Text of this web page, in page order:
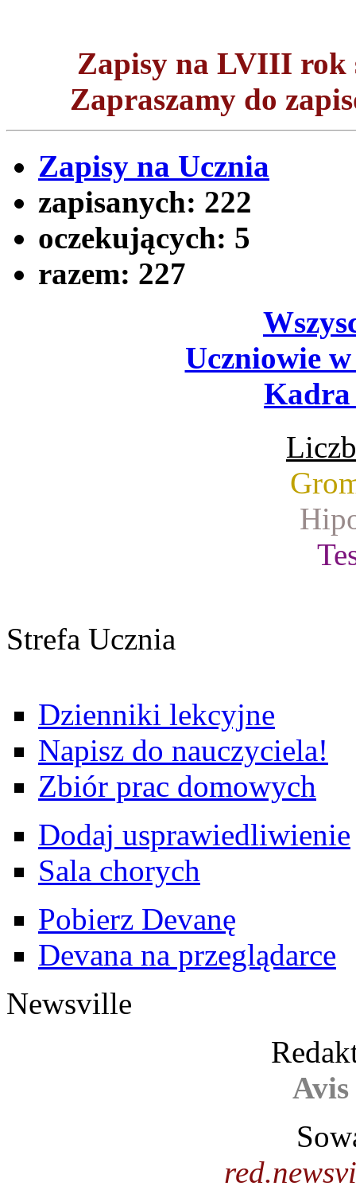
Zapisy na LVIII
Zapraszamy do
Zapisy na Ucznia
zapisanych: 222
oczekujących: 5
razem: 227
Uczniowie
Kadra
Strefa Ucznia
Dzienniki lekcyjne
Napisz do nauczyciela!
Zbiór prac domowych
Dodaj usprawiedliwienie
Sala chorych
Pobierz Devanę
Devana na przeglądarce
Newsville